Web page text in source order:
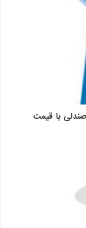
با قیمت